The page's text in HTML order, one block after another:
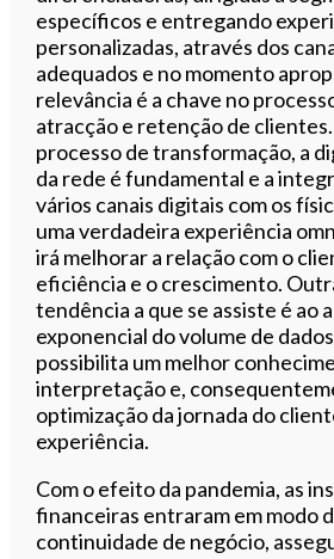
específicos e entregando
personalizadas, através dos
adequados e no momento
relevância é a chave no
atracção e retenção de
processo de transformação, a
da rede é fundamental e a
vários canais digitais com os
uma verdadeira experiência
irá melhorar a relação com o
eficiência e o crescimento.
tendência a que se assiste é ao
exponencial do volume de
possibilita um melhor
interpretação e,
optimização da jornada do
experiência.
Com o efeito da pandemia, as
financeiras entraram em modo
continuidade de negócio,